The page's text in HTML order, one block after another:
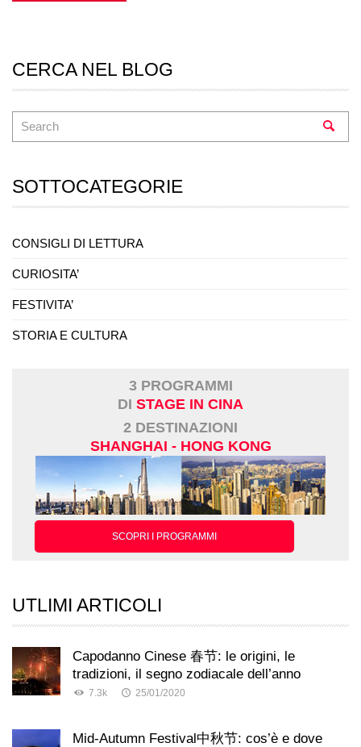
CERCA NEL BLOG
SOTTOCATEGORIE
CONSIGLI DI LETTURA
CURIOSITA’
FESTIVITA’
STORIA E CULTURA
3 PROGRAMMI
DI STAGE IN CINA
2 DESTINAZIONI
SHANGHAI - HONG KONG
SCOPRI I PROGRAMMI
UTLIMI ARTICOLI
Capodanno Cinese 春节: le origini, le
tradizioni, il segno zodiacale dell’anno
7.3k 25/01/2020
Mid-Autumn Festival中秋节: cos’è e dove